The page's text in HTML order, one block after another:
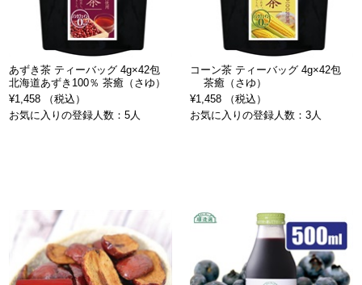
あずき茶 ティーバッグ 4g×42包
北海道あずき100％ 茶癒（さゆ）
¥1,458 （税込）
お気に入りの登録人数：5人
コーン茶 ティーバッグ 4g×42包
茶癒（さゆ）
¥1,458 （税込）
お気に入りの登録人数：3人